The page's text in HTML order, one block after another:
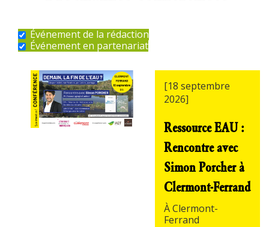
Événement de la rédaction
Événement en partenariat
[18 septembre
2026]
Ressource EAU :
Rencontre avec
Simon Porcher à
Clermont-Ferrand
À Clermont-
Ferrand